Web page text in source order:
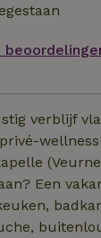
verblijf
Een